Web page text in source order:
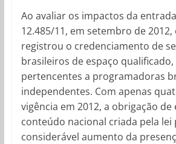
Ao avaliar os impactos da
12.485/11, em setembro de
registrou o credenciamento de
brasileiros de espaço qualificado,
pertencentes a programadoras
independentes. Com apenas
vigência em 2012, a obrigação de
conteúdo nacional criada pela
considerável aumento da